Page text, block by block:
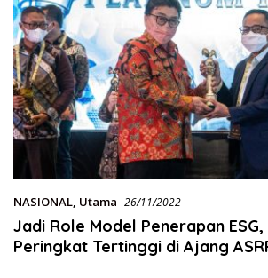
NASIONAL, Utama 26/11/2022
Jadi Role Model Penerapan ESG,
Peringkat Tertinggi di Ajang